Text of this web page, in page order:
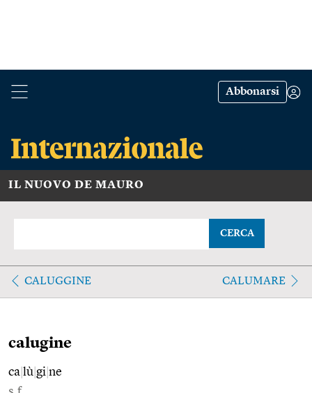
Abbonarsi
IL NUOVO DE MAURO
CERCA
CALUGGINE CALUMARE
calugine
ca lù gi ne